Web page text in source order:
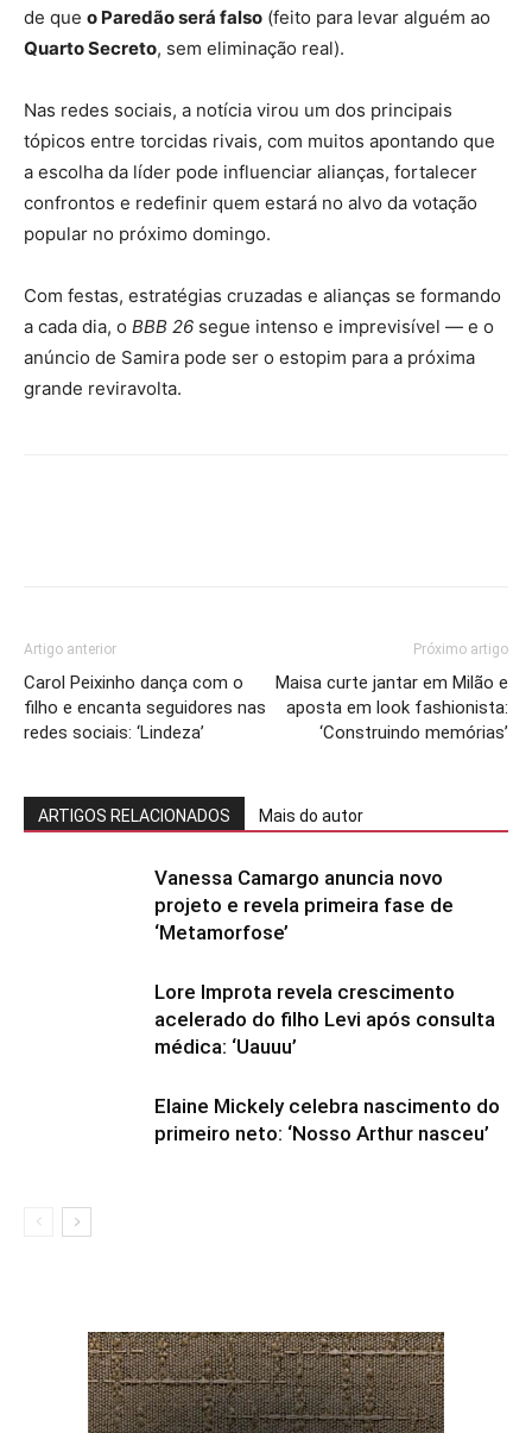
de que o Paredão será falso (feito para levar alguém ao
Quarto Secreto, sem eliminação real).
Nas redes sociais, a notícia virou um dos principais
tópicos entre torcidas rivais, com muitos apontando que
a escolha da líder pode influenciar alianças, fortalecer
confrontos e redefinir quem estará no alvo da votação
popular no próximo domingo.
Com festas, estratégias cruzadas e alianças se formando
a cada dia, o BBB 26 segue intenso e imprevisível — e o
anúncio de Samira pode ser o estopim para a próxima
grande reviravolta.
Artigo anterior
Carol Peixinho dança com o
filho e encanta seguidores nas
redes sociais: ‘Lindeza’
Próximo artigo
Maisa curte jantar em Milão e
aposta em look fashionista:
‘Construindo memórias’
ARTIGOS RELACIONADOS Mais do autor
Vanessa Camargo anuncia novo
projeto e revela primeira fase de
‘Metamorfose’
Lore Improta revela crescimento
acelerado do filho Levi após consulta
médica: ‘Uauuu’
Elaine Mickely celebra nascimento do
primeiro neto: ‘Nosso Arthur nasceu’